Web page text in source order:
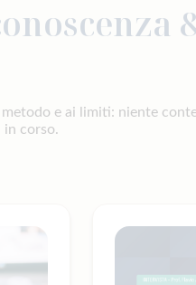
e ai limiti: niente
in corso.